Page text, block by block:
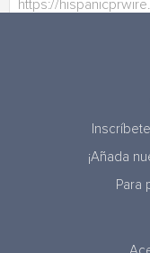
¡Añada
Para